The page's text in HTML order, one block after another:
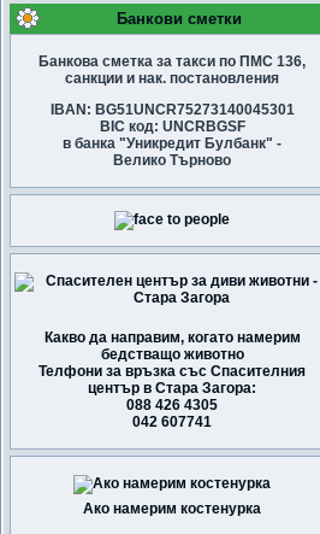
Банкови сметки
Банкова сметка за такси по ПМС 136,
санкции и нак. постановления
IBAN: BG51UNCR75273140045301
BIC код: UNCRBGSF
в банка "Уникредит Булбанк" -
Велико Търново
Какво да направим, когато намерим
бедстващо животно
Телфони за връзка със Спасителния
център в Стара Загора:
088 426 4305
042 607741
Ако намерим костенурка